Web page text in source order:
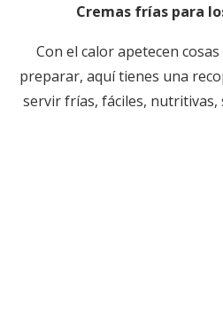
Cremas frías para
Con el calor apetecen
preparar, aquí tienes una
servir frías, fáciles, nutritivas,